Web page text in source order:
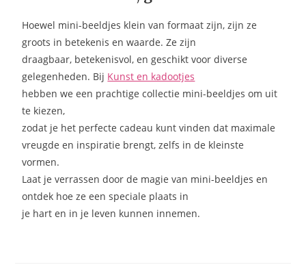
Hoewel mini-beeldjes klein van formaat zijn, zijn ze
groots in betekenis en waarde. Ze zijn
draagbaar, betekenisvol, en geschikt voor diverse
gelegenheden. Bij Kunst en kadootjes
hebben we een prachtige collectie mini-beeldjes om uit
te kiezen,
zodat je het perfecte cadeau kunt vinden dat maximale
vreugde en inspiratie brengt, zelfs in de kleinste
vormen.
Laat je verrassen door de magie van mini-beeldjes en
ontdek hoe ze een speciale plaats in
je hart en in je leven kunnen innemen.